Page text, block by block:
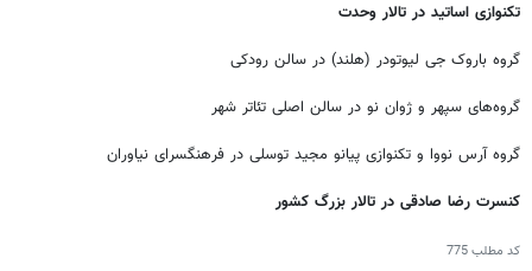
تکنوازی اساتید در تالار وحدت
گروه باروک جی لیوتودر (هلند)‌ در سالن رودکی
گروه‌های سپهر و ژوان نو در سالن اصلی تئاتر شهر
گروه آرس نووا و تکنوازی پیانو مجید توسلی در فرهنگسرای نیاوران
کنسرت رضا صادقی در تالار بزرگ کشور
کد مطلب775